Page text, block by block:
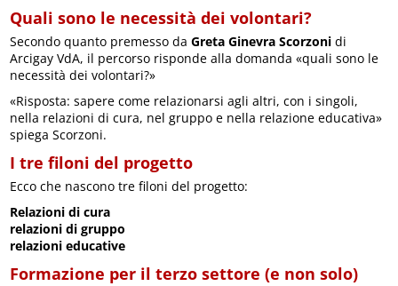
Quali sono le necessità dei volontari?
Secondo quanto premesso daGreta Ginevra Scorzoni di
Arcigay VdA, il percorso risponde alla domanda «quali sono le
necessità dei volontari?»
«Risposta: sapere come relazionarsi agli altri, con i singoli,
nella relazioni di cura, nel gruppo e nella relazione educativa»
spiega Scorzoni.
I tre filoni del progetto
Ecco che nascono tre filoni del progetto:
Relazioni di cura
relazioni di gruppo
relazioni educative
Formazione per il terzo settore (e non solo)